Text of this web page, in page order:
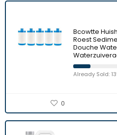
Bcowtte
Roest
Douche
Already Sold:
0